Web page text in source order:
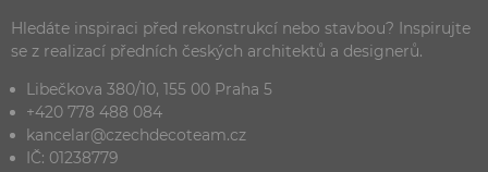
Hledáte inspiraci před rekonstrukcí nebo stavbou? Inspirujte
se z realizací předních českých architektů a designerů.
Libečkova 380/10, 155 00 Praha 5
+420 778 488 084
kancelar@czechdecoteam.cz
IČ: 01238779